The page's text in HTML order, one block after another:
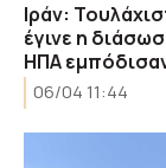
Ιράν:
έγινε η
ΗΠΑ
06/04 11:44